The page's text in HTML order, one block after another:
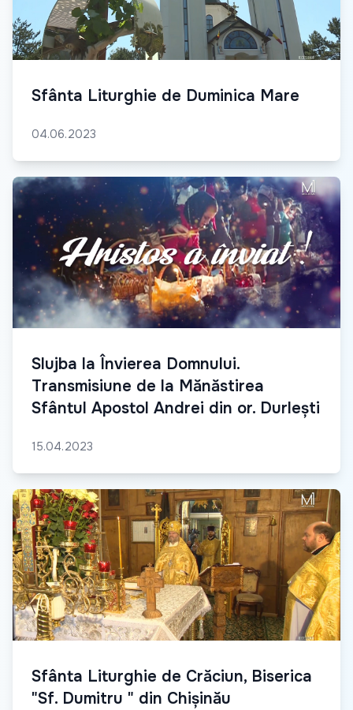
Sfânta Liturghie de Duminica Mare
04.06.2023
Slujba la Învierea Domnului.
Transmisiune de la Mănăstirea
Sfântul Apostol Andrei din or. Durlești
15.04.2023
Sfânta Liturghie de Crăciun, Biserica
"Sf. Dumitru " din Chișinău